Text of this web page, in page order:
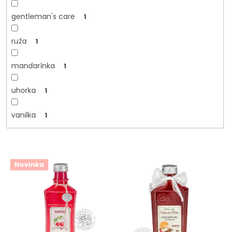
gentleman's care 1
ruža 1
mandarínka 1
uhorka 1
vanilka 1
V Novinka